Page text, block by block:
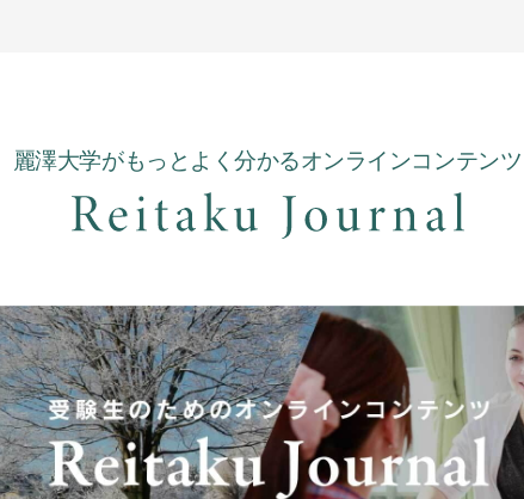
麗澤大学がもっとよく分かるオンラインコンテンツ